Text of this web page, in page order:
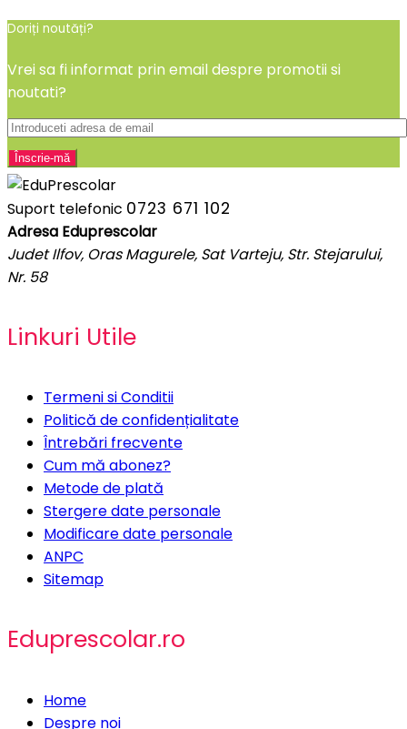
Doriți noutăți?
Vrei sa fi informat prin email despre promotii si
noutati?
Suport telefonic 0723 671 102
Adresa Eduprescolar
Judet Ilfov, Oras Magurele, Sat Varteju, Str. Stejarului,
Nr. 58
Linkuri Utile
Termeni si Conditii
Politică de confidențialitate
Întrebări frecvente
Cum mă abonez?
Metode de plată
Stergere date personale
Modificare date personale
ANPC
Sitemap
Eduprescolar.ro
Home
Despre noi